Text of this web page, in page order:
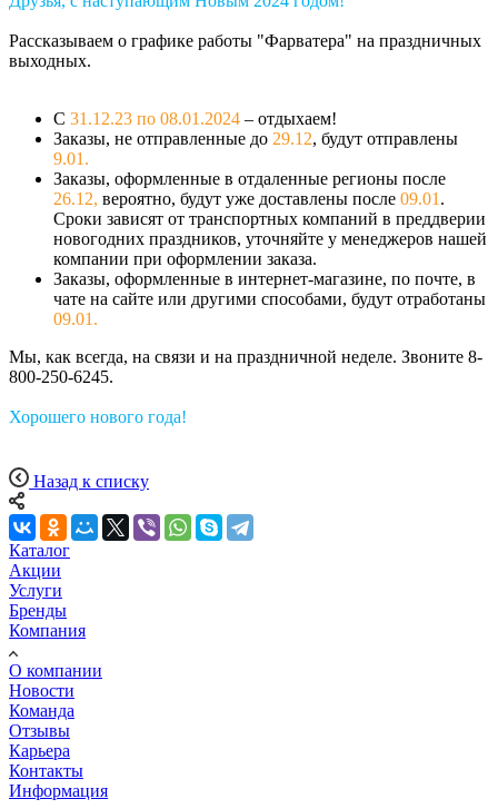
Рассказываем о графике работы "Фарватера" на праздничных
выходных.
С 31.12.23 по 08.01.2024 – отдыхаем!
Заказы, не отправленные до 29.12, будут отправлены
9.01.
Заказы, оформленные в отдаленные регионы после
26.12, вероятно, будут уже доставлены после 09.01 .
Сроки зависят от транспортных компаний в преддверии
новогодних праздников, уточняйте у менеджеров нашей
компании при оформлении заказа.
Заказы, оформленные в интернет-магазине, по почте, в
чате на сайте или другими способами, будут отработаны
09.01 .
Мы, как всегда, на связи и на праздничной неделе. Звоните 8-
800-250-6245.
Хорошего нового года!
Назад к списку
Каталог
Акции
Услуги
Бренды
Компания
О компании
Новости
Команда
Отзывы
Карьера
Контакты
Информация